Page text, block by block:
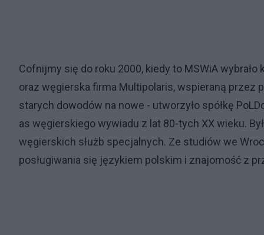
Cofnijmy się do roku 2000, kiedy to MSWiA
oraz węgierska firma Multipolaris, wspieraną przez
starych dowodów na nowe - utworzyło spółkę
as węgierskiego wywiadu z lat 80-tych XX wieku.
węgierskich służb specjalnych. Ze studiów we
posługiwania się językiem polskim i znajomość z